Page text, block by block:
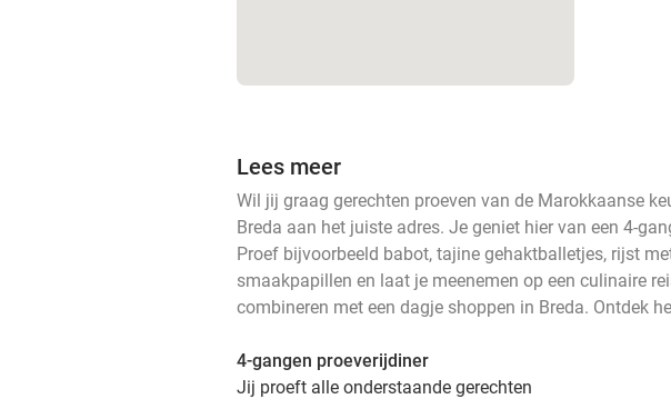
Lees meer
Wil jij graag gerechten proeven van de Marokkaanse
Breda aan het juiste adres. Je geniet hier van een 4-
Proef bijvoorbeeld babot, tajine gehaktballetjes, rijst
smaakpapillen en laat je meenemen op een culinaire
combineren met een dagje shoppen in Breda. Ontdek
4-gangen proeverijdiner
Jij proeft alle onderstaande gerechten